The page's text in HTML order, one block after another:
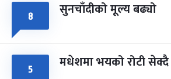
८ सुनचाँदीको मूल्य बढ्यो
५ मधेशमा भयको रोटी